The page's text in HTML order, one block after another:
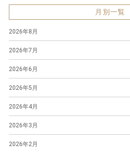
月別一覧
2026年8月
2026年7月
2026年6月
2026年5月
2026年4月
2026年3月
2026年2月